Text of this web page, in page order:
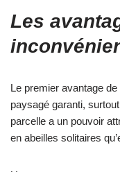
Les
Le premier avantage
paysagé garanti,
parcelle a un pouvoir
en abeilles solitaires